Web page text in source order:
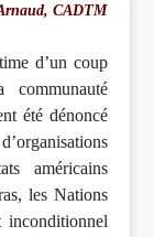
CADTM
d’un coup
communauté
été dénoncé
américains
les Nations
inconditionnel